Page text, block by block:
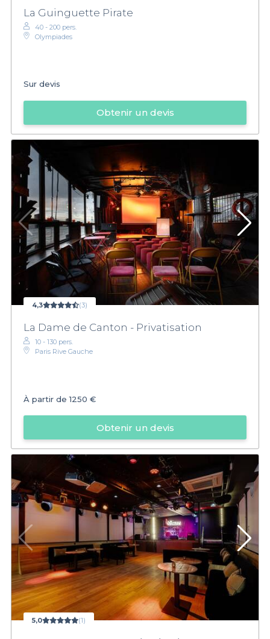
La Guinguette Pirate
40 - 200 pers.
Olympiades
Sur devis
Obtenir un devis
4,3 (3)
La Dame de Canton - Privatisation
10 - 130 pers.
Paris Rive Gauche
À partir de1250 €
Obtenir un devis
5,0 (1)